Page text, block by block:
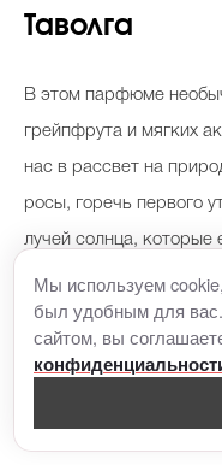
Таволга
В этом парфюме
грейпфрута и мягких
нас в рассвет на
росы, горечь первого
лучей солнца, которые
Аромат понравится
принимать смелые
нежность и душевное
Цена за 30 мл.: 3 800
Мы используем
был удобным для
сайтом, вы